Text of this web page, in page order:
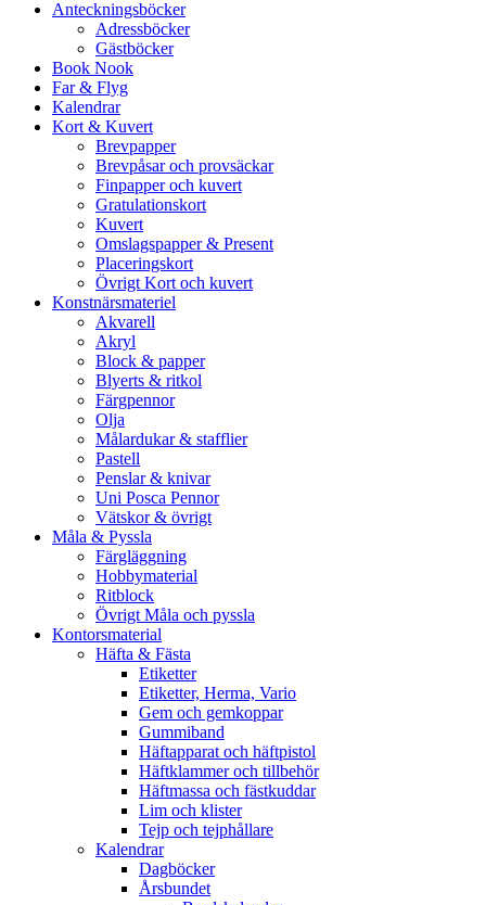
Anteckningsböcker
Adressböcker
Gästböcker
Book Nook
Far & Flyg
Kalendrar
Kort & Kuvert
Brevpapper
Brevpåsar och provsäckar
Finpapper och kuvert
Gratulationskort
Kuvert
Omslagspapper & Present
Placeringskort
Övrigt Kort och kuvert
Konstnärsmateriel
Akvarell
Akryl
Block & papper
Blyerts & ritkol
Färgpennor
Olja
Målardukar & stafflier
Pastell
Penslar & knivar
Uni Posca Pennor
Vätskor & övrigt
Måla & Pyssla
Färgläggning
Hobbymaterial
Ritblock
Övrigt Måla och pyssla
Kontorsmaterial
Häfta & Fästa
Etiketter
Etiketter, Herma, Vario
Gem och gemkoppar
Gummiband
Häftapparat och häftpistol
Häftklammer och tillbehör
Häftmassa och fästkuddar
Lim och klister
Tejp och tejphållare
Kalendrar
Dagböcker
Årsbundet